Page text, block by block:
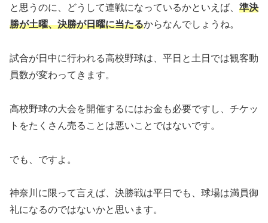
と思うのに、どうして連戦になっているかといえば、 準決
勝が土曜、決勝が日曜に当たるからなんでしょうね。
試合が日中に行われる高校野球は、平日と土日では観客動
員数が変わってきます。
高校野球の大会を開催するにはお金も必要ですし、チケッ
トをたくさん売ることは悪いことではないです。
でも、ですよ。
神奈川に限って言えば、決勝戦は平日でも、球場は満員御
礼になるのではないかと思います。